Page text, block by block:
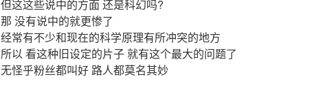
但这这些说中的方面 还是科幻吗?
那 没有说中的就更惨了
经常有不少和现在的科学原理有所冲突的地方
所以 看这种旧设定的片子 就有这个最大的问题了
无怪乎粉丝都叫好 路人都莫名其妙